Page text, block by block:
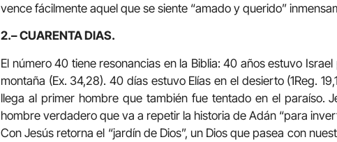
vence fácilmente aquel que se siente “amado y querido”
2.– CUARENTA DIAS.
El número 40 tiene resonancias en la Biblia: 40 años estuvo
montaña (Ex. 34,28). 40 días estuvo Elías en el desierto (1Reg.
llega al primer hombre que también fue tentado en el paraíso.
hombre verdadero que va a repetir la historia de Adán “para
Con Jesús retorna el “jardín de Dios”, un Dios que pasea con